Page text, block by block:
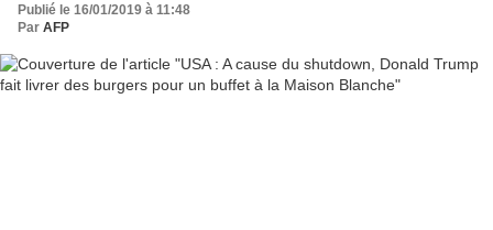
Publié le 16/01/2019 à 11:48
Par AFP